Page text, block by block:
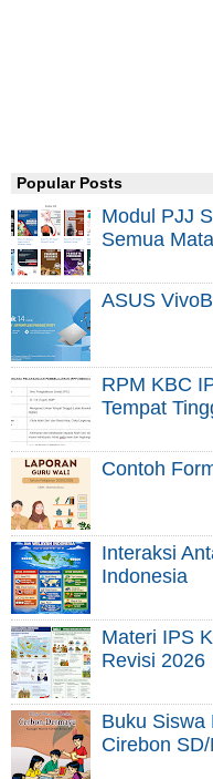
Popular Posts
Modul PJJ
Semua
ASUS
RPM KBC
Tempat
Contoh
Interaksi
Indonesia
Materi IPS
Revisi 2026
Buku Siswa
Cirebon